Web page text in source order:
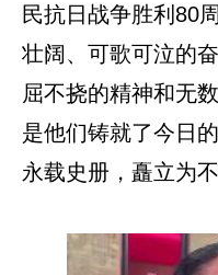
民抗日战争胜利80
壮阔、可歌可泣的
屈不挠的精神和无
是他们铸就了今日
永载史册，矗立为